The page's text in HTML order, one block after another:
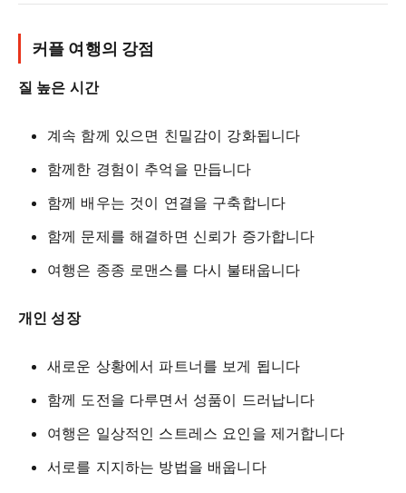
커플 여행의 강점
질 높은 시간
계속 함께 있으면 친밀감이 강화됩니다
함께한 경험이 추억을 만듭니다
함께 배우는 것이 연결을 구축합니다
함께 문제를 해결하면 신뢰가 증가합니다
여행은 종종 로맨스를 다시 불태웁니다
개인 성장
새로운 상황에서 파트너를 보게 됩니다
함께 도전을 다루면서 성품이 드러납니다
여행은 일상적인 스트레스 요인을 제거합니다
서로를 지지하는 방법을 배웁니다